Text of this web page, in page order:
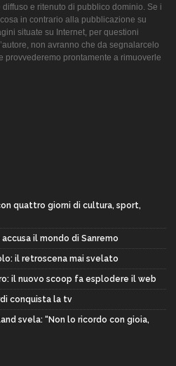
e ritenuto di pubblico dominio. Se i
in contrario alla pubblicazione su
situate su Internet, per questioni
non avranno che da segnalarcelo
provvederemo prontamente a rimuoverle
quattro giorni di cultura, sport,
il mondo di Sanremo
il retroscena mai svelato
il nuovo scoop fa esplodere il web
conquista la tv
svela: “Non lo ricordo con gioia,